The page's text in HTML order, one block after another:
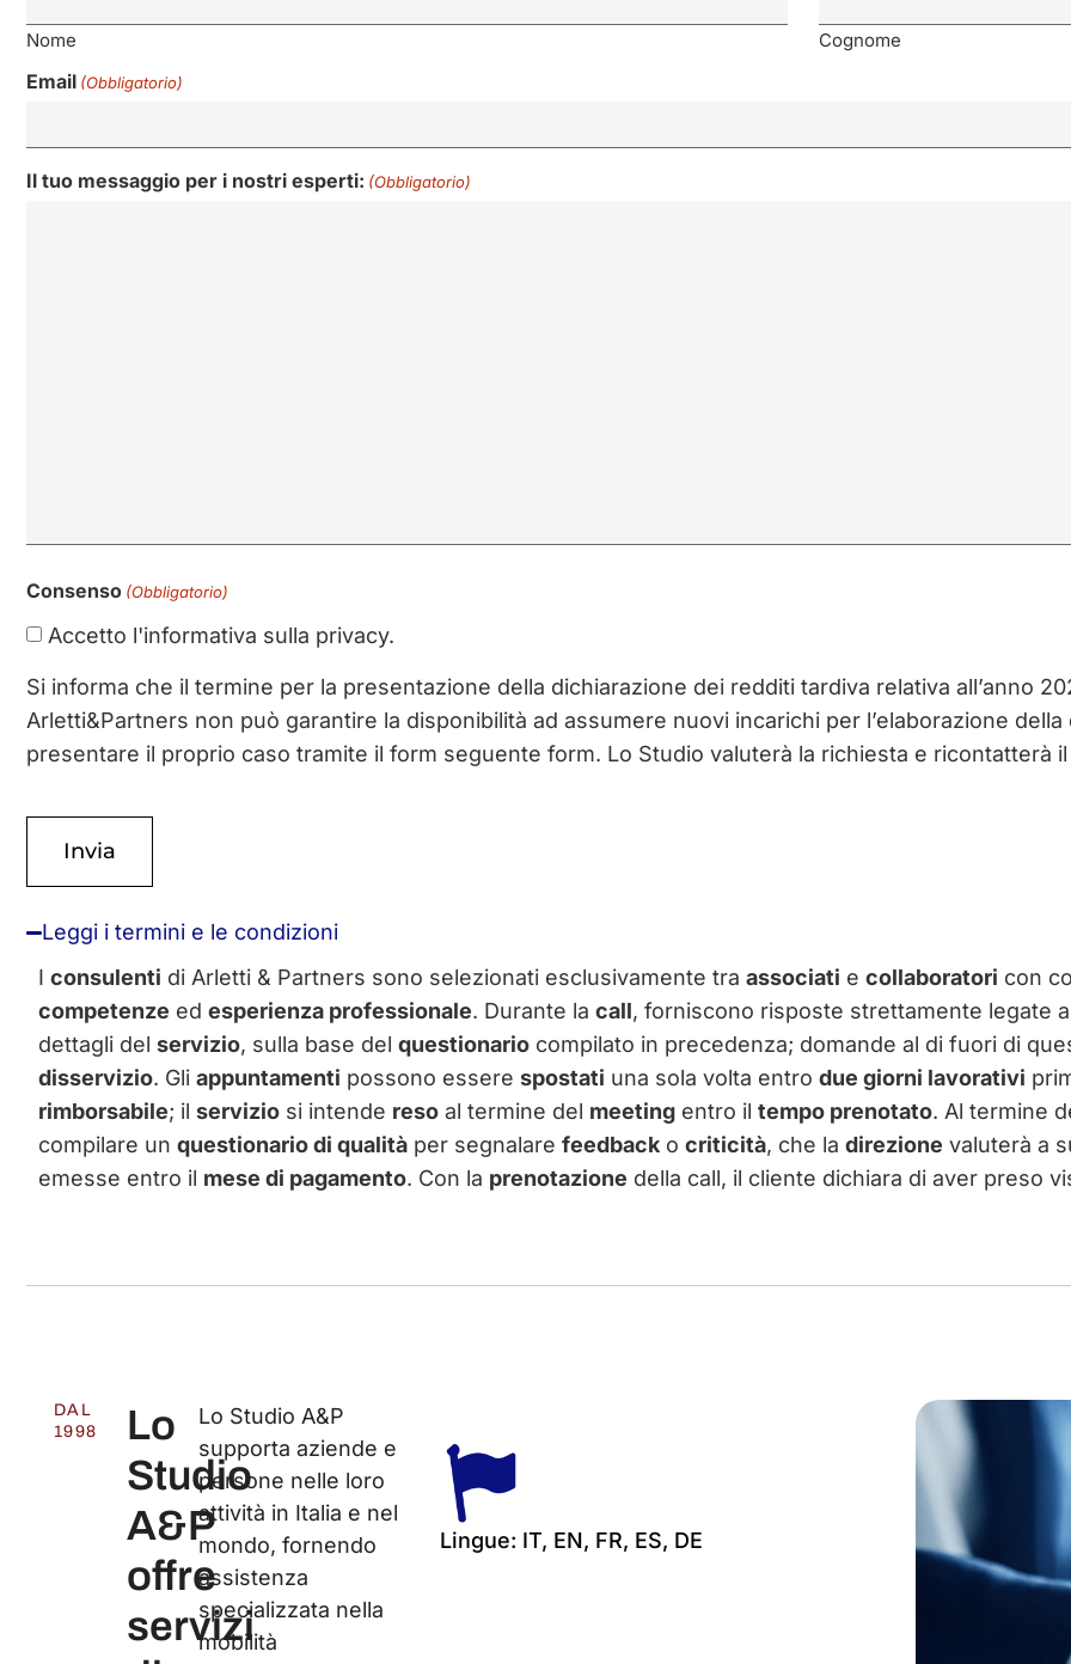
Nome Cognome
Email (Obbligatorio)
Il tuo messaggio per i nostri esperti: (Obbligatorio)
Consenso (Obbligatorio)
Accetto l'informativa sulla privacy.
Si informa che il termine per la presentazione della dichiarazione dei redditi tardiva relativa all’anno
Arletti&Partners non può garantire la disponibilità ad assumere nuovi incarichi per l’elaborazione
presentare il proprio caso tramite il form seguente form. Lo Studio valuterà la richiesta e ricontatterà
Leggi i termini e le condizioni
I consulenti di Arletti & Partners sono selezionati esclusivamente tra associati e collaboratori con
competenze ed esperienza professionale. Durante la call, forniscono risposte strettamente legate
dettagli del servizio, sulla base del questionario compilato in precedenza; domande al di fuori di
disservizio. Gli appuntamenti possono essere spostati una sola volta entro due giorni lavorativi
rimborsabile; il servizio si intende reso al termine del meeting entro il tempo prenotato. Al termine
compilare un questionario di qualità per segnalare feedback o criticità, che la direzione valuterà a
emesse entro il mese di pagamento. Con la prenotazione della call, il cliente dichiara di aver preso
DAL
1998
Lo
Studio
A&P
offre
servizi
Lo Studio A&P
supporta aziende e
persone nelle loro
attività in Italia e nel
mondo, fornendo
assistenza
specializzata nella
mobilità
Lingue: IT, EN, FR, ES, DE
Certificati ISO 27001